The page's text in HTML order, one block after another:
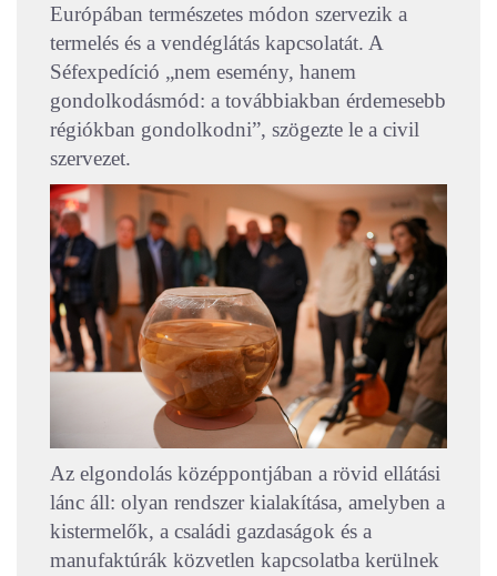
Európában természetes módon szervezik a
termelés és a vendéglátás kapcsolatát. A
Séfexpedíció „nem esemény, hanem
gondolkodásmód: a továbbiakban érdemesebb
régiókban gondolkodni”, szögezte le a civil
szervezet.
Az elgondolás középpontjában a rövid ellátási
lánc áll: olyan rendszer kialakítása, amelyben a
kistermelők, a családi gazdaságok és a
manufaktúrák közvetlen kapcsolatba kerülnek